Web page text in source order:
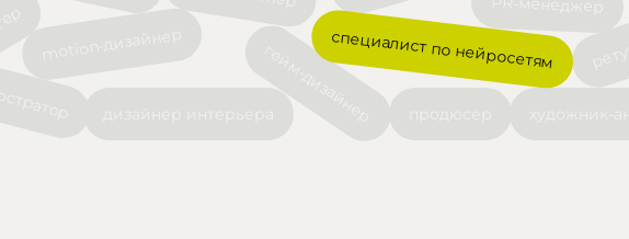
гейм-дизайнер
специалист по нейросетям